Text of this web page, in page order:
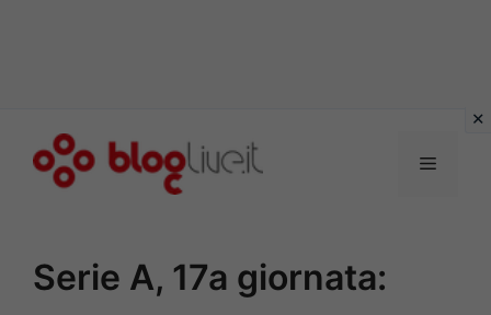
Menu
Serie A, 17a giornata: